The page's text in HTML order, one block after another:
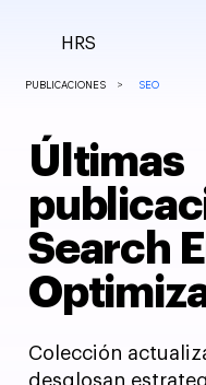
PUBLICACIONES > SEO
HRS
​Últimas
Search
Colección
desglosan